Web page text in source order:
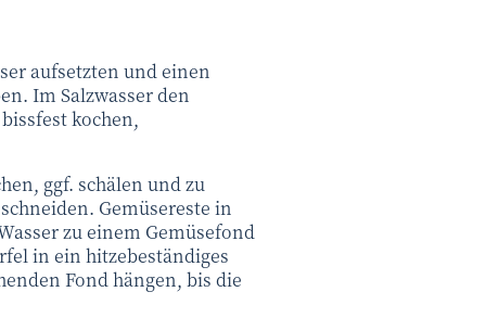
aufsetzten und einen
Im Salzwasser den
kochen,
ggf. schälen und zu
Gemüsereste in
zu einem Gemüsefond
in ein hitzebeständiges
Fond hängen, bis die